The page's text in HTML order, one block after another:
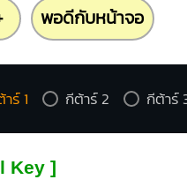
พอดีกับหน้าจอ
ร์ 1 กีต้าร์ 2 กีต้าร์
Key ]